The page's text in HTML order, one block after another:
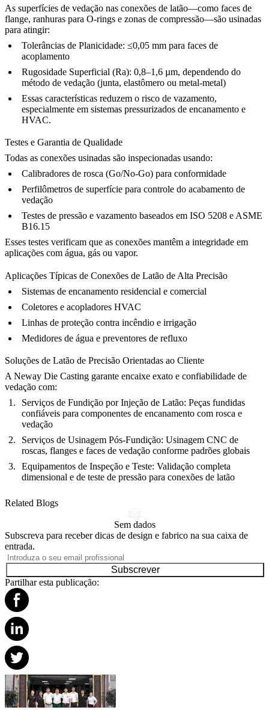
As superfícies de vedação nas conexões de latão—como faces de
flange, ranhuras para O-rings e zonas de compressão—são usinadas
para atingir:
Tolerâncias de Planicidade: ≤0,05 mm para faces de
acoplamento
Rugosidade Superficial (Ra): 0,8–1,6 µm, dependendo do
método de vedação (junta, elastômero ou metal-metal)
Essas características reduzem o risco de vazamento,
especialmente em sistemas pressurizados de encanamento e
HVAC.
Testes e Garantia de Qualidade
Todas as conexões usinadas são inspecionadas usando:
Calibradores de rosca (Go/No-Go) para conformidade
Perfilômetros de superfície para controle do acabamento de
vedação
Testes de pressão e vazamento baseados em ISO 5208 e ASME
B16.15
Esses testes verificam que as conexões mantêm a integridade em
aplicações com água, gás ou vapor.
Aplicações Típicas de Conexões de Latão de Alta Precisão
Sistemas de encanamento residencial e comercial
Coletores e acopladores HVAC
Linhas de proteção contra incêndio e irrigação
Medidores de água e preventores de refluxo
Soluções de Latão de Precisão Orientadas ao Cliente
A Neway Die Casting garante encaixe exato e confiabilidade de
vedação com:
Serviços de Fundição por Injeção de Latão: Peças fundidas
confiáveis para componentes de encanamento com rosca e
vedação
Serviços de Usinagem Pós-Fundição: Usinagem CNC de
roscas, flanges e faces de vedação conforme padrões globais
Equipamentos de Inspeção e Teste: Validação completa
dimensional e de teste de pressão para conexões de latão
Related Blogs
Sem dados
Subscreva para receber dicas de design e fabrico na sua caixa de
entrada.
Subscrever
Partilhar esta publicação: